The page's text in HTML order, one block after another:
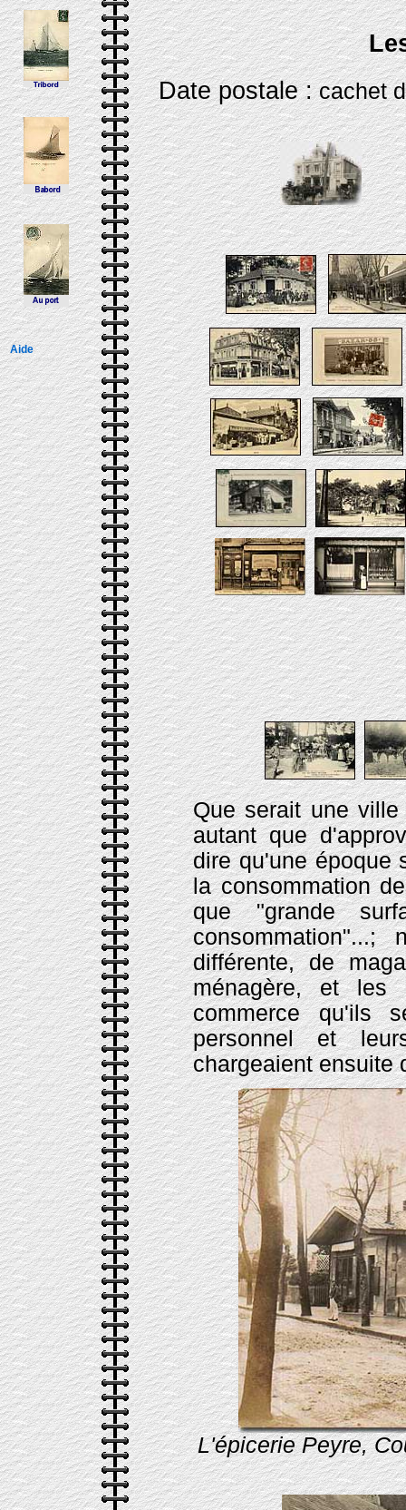
Aide
Date postale :
Que serait une
autant que
dire qu'une époque
la consommation
que "grande
différente, de
ménagère, et les
commerce qu'ils
personnel et
chargeaient ensuite
L'épicerie Peyre,